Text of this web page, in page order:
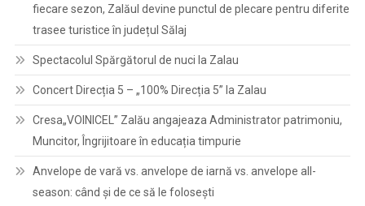
fiecare sezon, Zalăul devine punctul de plecare pentru diferite
trasee turistice în județul Sălaj
Spectacolul Spărgătorul de nuci la Zalau
Concert Direcția 5 – „100% Direcția 5” la Zalau
Cresa„VOINICEL” Zalău angajeaza Administrator patrimoniu,
Muncitor, Îngrijitoare în educația timpurie
Anvelope de vară vs. anvelope de iarnă vs. anvelope all-
season: când și de ce să le folosești